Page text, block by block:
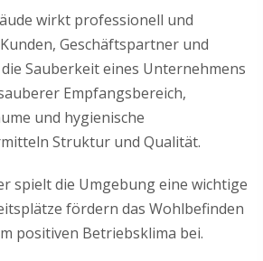
wirkt professionell und
Geschäftspartner und
Sauberkeit eines Unternehmens
Empfangsbereich,
und hygienische
Struktur und Qualität.
spielt die Umgebung eine wichtige
fördern das Wohlbefinden
positiven Betriebsklima bei.